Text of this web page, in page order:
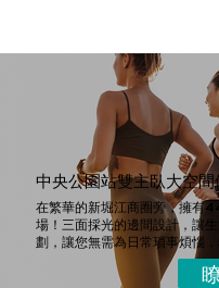
中央公園站雙主臥大空間
在繁華的新堀江商圈旁，擁有
場！三面採光的邊間設計，讓
劃，讓您無需為日常瑣事煩惱